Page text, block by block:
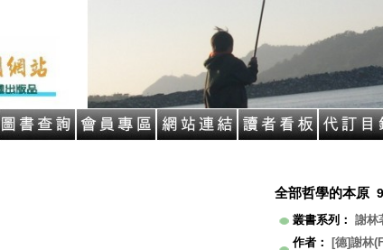
全部哲學的本原
叢書系列 ： 謝林
作者 ：
[德]謝林